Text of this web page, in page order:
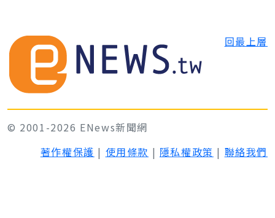
回最上層
© 2001-2026 ENews新聞網
著作權保護 | 使用條款 | 隱私權政策 | 聯絡我們